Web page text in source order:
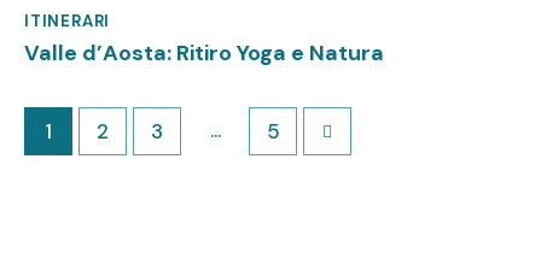
ITINERARI
Valle d’Aosta: Ritiro Yoga e Natura
1 2 3 … 5
>